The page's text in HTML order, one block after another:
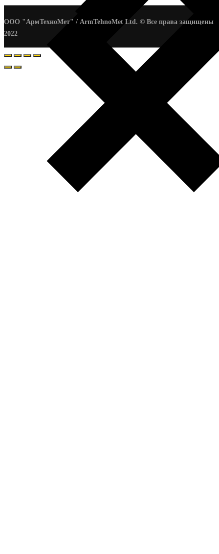
ООО "АрмТехноМет" / ArmTehnoMet Ltd. © Все права защищены
2022